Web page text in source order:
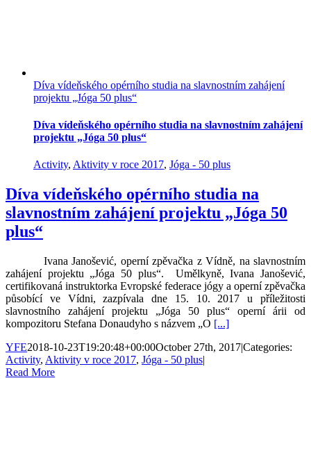
Díva vídeňského opérního studia na slavnostním zahájení
projektu „Jóga 50 plus“
Díva vídeňského opérního studia na slavnostním zahájení
projektu „Jóga 50 plus“
Activity, Aktivity v roce 2017, Jóga - 50 plus
Díva vídeňského opérního studia na
slavnostním zahájení projektu „Jóga 50
plus“
Ivana Janošević, operní zpěvačka z Vídně, na slavnostním
zahájení projektu „Jóga 50 plus“. Umělkyně, Ivana Janošević,
certifikovaná instruktorka Evropské federace jógy a operní zpěvačka
působící ve Vídni, zazpívala dne 15. 10. 2017 u příležitosti
slavnostního zahájení projektu „Jóga 50 plus“ operní árii od
kompozitoru Stefana Donaudyho s názvem „O [...]
YFE2018-10-23T19:20:48+00:00October 27th, 2017|Categories:
Activity, Aktivity v roce 2017, Jóga - 50 plus|
Read More